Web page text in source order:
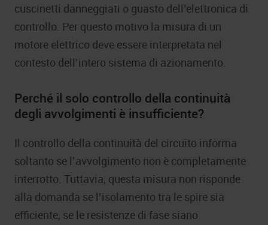
cuscinetti danneggiati o guasto dell’elettronica di
controllo. Per questo motivo la misura di un
motore elettrico deve essere interpretata nel
contesto dell’intero sistema di azionamento.
Perché il solo controllo della continuità
degli avvolgimenti è insufficiente?
Il controllo della continuità del circuito informa
soltanto se l’avvolgimento non è completamente
interrotto. Tuttavia, questa misura non risponde
alla domanda se l’isolamento tra le spire sia
efficiente, se le resistenze di fase siano